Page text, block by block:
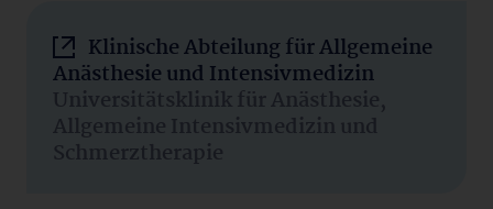
Klinische Abteilung für Allgemeine
Anästhesie und Intensivmedizin
Universitätsklinik für Anästhesie,
Allgemeine Intensivmedizin und
Schmerztherapie